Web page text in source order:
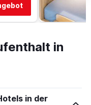
in
in der